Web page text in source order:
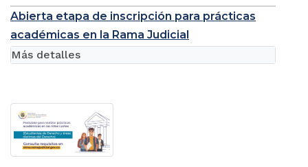
Abierta etapa de inscripción para prácticas
académicas en la Rama Judicial
Más detalles